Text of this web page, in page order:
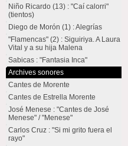
Niño Ricardo (13) : "Caí calorri"
(tientos)
Diego de Morón (1) : Alegrías
"Flamencas" (2) : Siguiriya. A Laura
Vital y a su hija Malena
Sabicas : "Fantasia Inca"
Archives sonores
Cantes de Morente
Cantes de Estrella Morente
José Menese : "Cantes de José
Menese" / "Menese"
Carlos Cruz : "Si mi grito fuera el
rayo"